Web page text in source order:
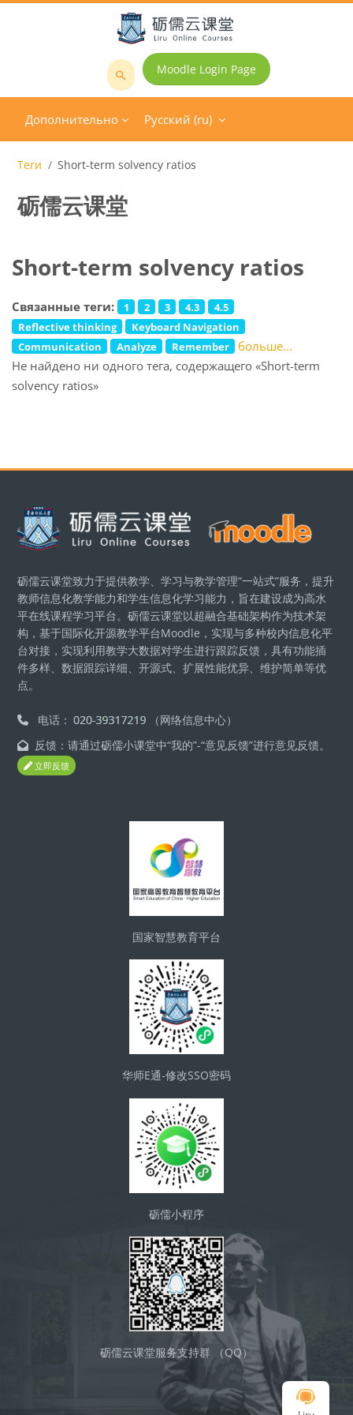
Перейти к основному содержанию
Поиск
Moodle Login Page
Дополнительно Русский ‎(ru)‎
Теги Short-term solvency ratios
砺儒云课堂
Short-term solvency ratios
Связанные теги: 1 2 3 4.3
4.5
Reflective thinking
Keyboard Navigation
Communication
Analyze Remember
больше...
Не найдено ни одного тега, содержащего «Short-term
solvency ratios»
Блоки
砺儒云课堂致力于提供教学、学习与教学管理“一站式”服务，提升
教师信息化教学能力和学生信息化学习能力，旨在建设成为高水
平在线课程学习平台。砺儒云课堂以超融合基础架构作为技术架
构，基于国际化开源教学平台Moodle，实现与多种校内信息化平
台对接，实现利用教学大数据对学生进行跟踪反馈，具有功能插
件多样、数据跟踪详细、开源式、扩展性能优异、维护简单等优
点。
电话：
（网络信息中心）
反馈：请通过砺儒小课堂中“我的”-“意见反馈”进行意见反馈。
立即反馈
国家智慧教育平台
华师E通-修改SSO密码
砺儒小程序
砺儒云课堂服务支持群 （QQ）